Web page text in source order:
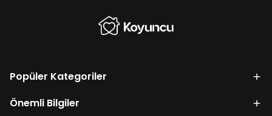
Popüler Kategoriler
Önemli Bilgiler